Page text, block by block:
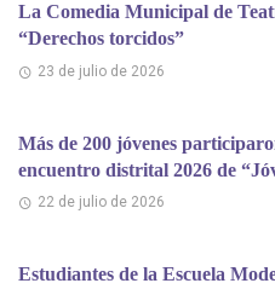
La Comedia Municipal de
“Derechos torcidos”
23 de julio de 2026
Más de 200 jóvenes
encuentro distrital 2026 de
22 de julio de 2026
Estudiantes de la Escuela